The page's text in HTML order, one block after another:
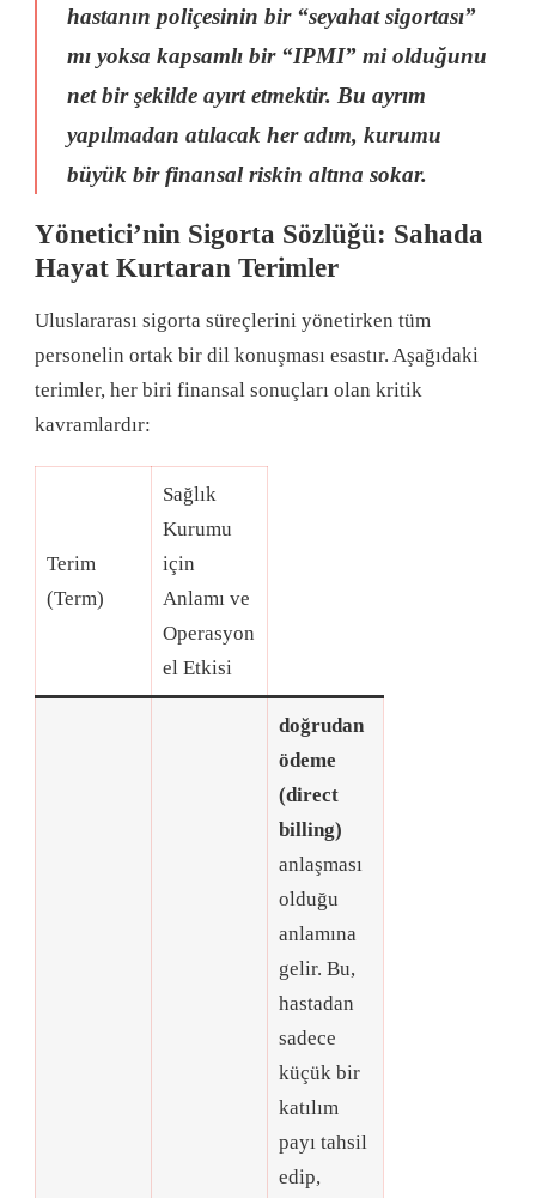
hastanın poliçesinin bir “seyahat sigortası”
mı yoksa kapsamlı bir “IPMI” mi olduğunu
net bir şekilde ayırt etmektir. Bu ayrım
yapılmadan atılacak her adım, kurumu
büyük bir finansal riskin altına sokar.
Yönetici’nin Sigorta Sözlüğü: Sahada
Hayat Kurtaran Terimler
Uluslararası sigorta süreçlerini yönetirken tüm
personelin ortak bir dil konuşması esastır. Aşağıdaki
terimler, her biri finansal sonuçları olan kritik
kavramlardır:
Terim
(Term)
Sağlık
Kurumu
için
Anlamı ve
Operasyon
el Etkisi
doğrudan
ödeme
(direct
billing)
anlaşması
olduğu
anlamına
gelir. Bu,
hastadan
sadece
küçük bir
katılım
payı tahsil
edip,